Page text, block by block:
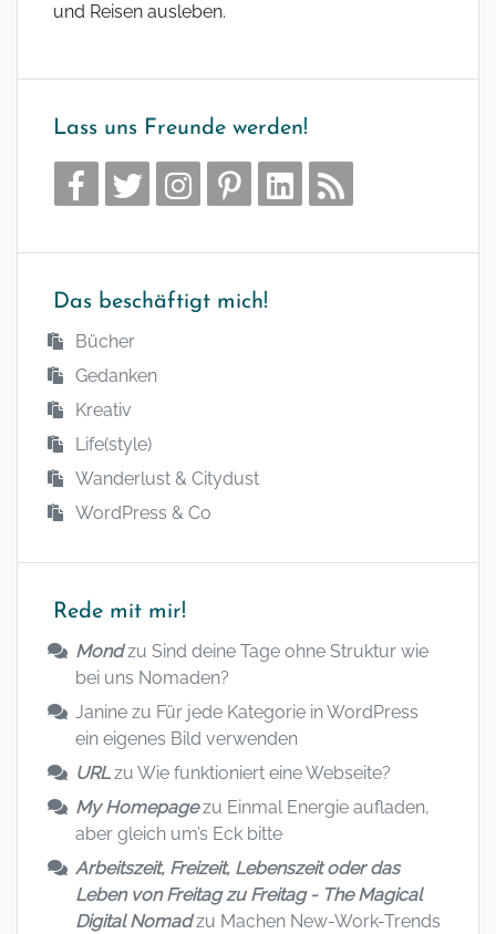
und Reisen ausleben.
Lass uns Freunde werden!
Das beschäftigt mich!
Bücher
Gedanken
Kreativ
Life(style)
Wanderlust & Citydust
WordPress & Co
Rede mit mir!
Mondzu Sind deine Tage ohne Struktur wie
bei uns Nomaden?
Janine zu Für jede Kategorie in WordPress
ein eigenes Bild verwenden
URLzu Wie funktioniert eine Webseite?
My Homepagezu Einmal Energie aufladen,
aber gleich um’s Eck bitte
Arbeitszeit, Freizeit, Lebenszeit oder das
Leben von Freitag zu Freitag - The Magical
Digital Nomadzu Machen New-Work-Trends